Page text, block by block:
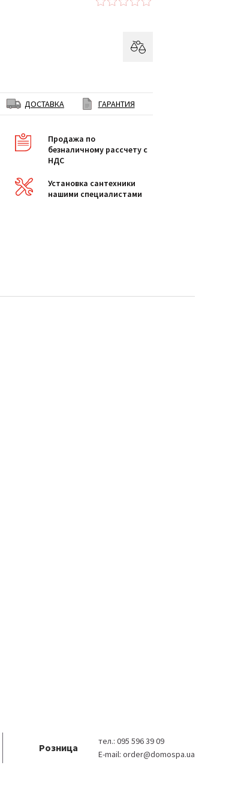
ДОСТАВКА ГАРАНТИЯ
Продажа по
безналичному рассчету с
НДС
Установка сантехники
нашими специалистами
Розница
тел.: 095 596 39 09
E-mail: order@domospa.ua